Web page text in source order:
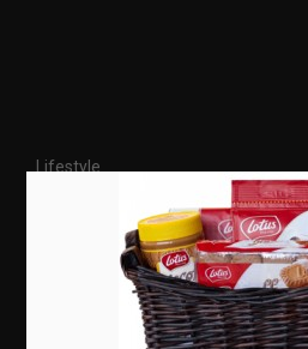
Lifestyle
Divertissement
Sorties & événements